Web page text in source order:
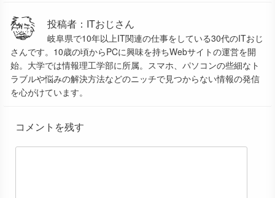
投稿者：ITおじさん
岐阜県で10年以上IT関連の仕事をしている30代のITおじ
さんです。10歳の頃からPCに興味を持ちWebサイトの運営を開
始。大学では情報理工学部に所属。スマホ、パソコンの些細なト
ラブルや悩みの解決方法などのニッチで見つからない情報の発信
を心がけています。
コメントを残す